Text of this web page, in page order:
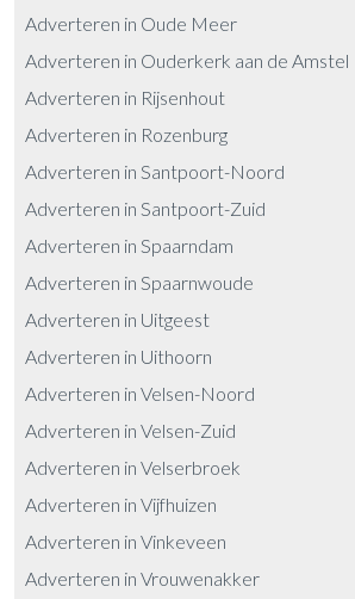
Adverteren in Oude Meer
Adverteren in Ouderkerk aan de Amstel
Adverteren in Rijsenhout
Adverteren in Rozenburg
Adverteren in Santpoort-Noord
Adverteren in Santpoort-Zuid
Adverteren in Spaarndam
Adverteren in Spaarnwoude
Adverteren in Uitgeest
Adverteren in Uithoorn
Adverteren in Velsen-Noord
Adverteren in Velsen-Zuid
Adverteren in Velserbroek
Adverteren in Vijfhuizen
Adverteren in Vinkeveen
Adverteren in Vrouwenakker